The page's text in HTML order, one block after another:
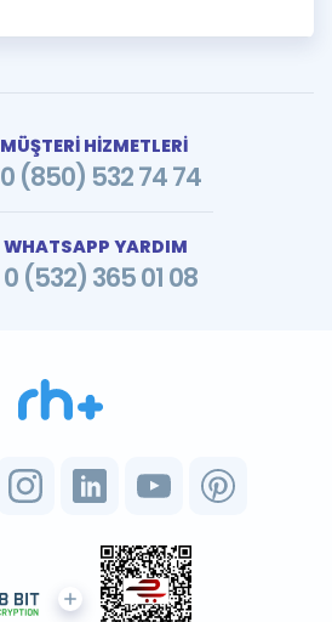
MÜŞTERİ HİZMETLERİ
0 (850) 532 74 74
WHATSAPP YARDIM
0 (532) 365 01 08